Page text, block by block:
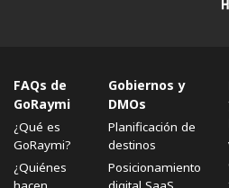
FAQs de
GoRaymi
¿Qué es
GoRaymi?
¿Quiénes
Gobiernos y
DMOs
Planificación de
destinos
Posicionamiento